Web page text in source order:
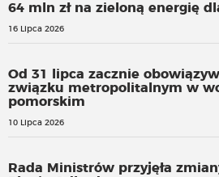
64 mln zł na zieloną energię
16 Lipca 2026
Od 31 lipca zacznie
związku metropolitalnym w
pomorskim
10 Lipca 2026
Rada Ministrów przyjęła